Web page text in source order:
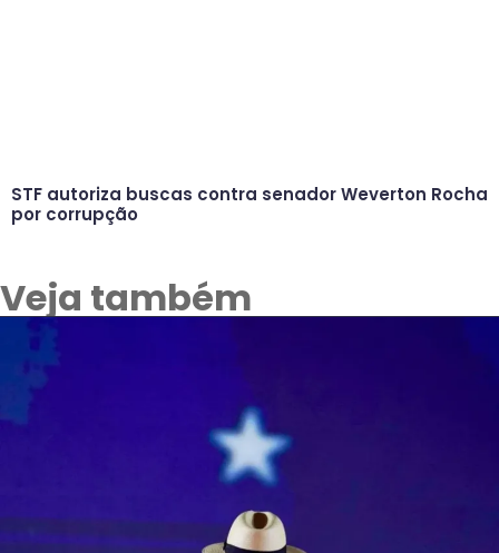
STF autoriza buscas contra senador Weverton Rocha
por corrupção
Veja também